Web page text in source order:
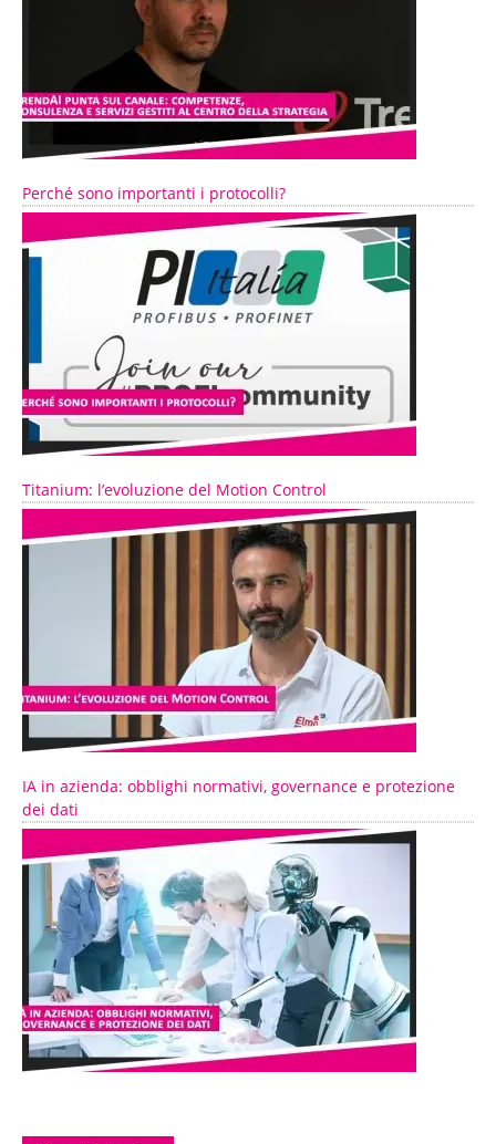
Perché sono importanti i protocolli?
Titanium: l’evoluzione del Motion Control
IA in azienda: obblighi normativi, governance e protezione
dei dati